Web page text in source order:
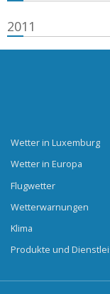
2011
Wetter in Luxemburg
Wetter in Europa
Flugwetter
Wetterwarnungen
Klima
Produkte und